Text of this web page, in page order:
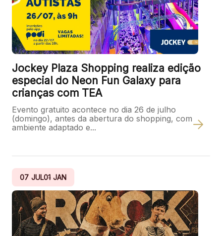
Jockey Plaza Shopping realiza edição
especial do Neon Fun Galaxy para
crianças com TEA
Evento gratuito acontece no dia 26 de julho
(domingo), antes da abertura do shopping, com
ambiente adaptado e...
07 JUL01 JAN